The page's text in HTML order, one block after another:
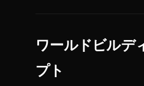
ワールドビルデ
プト